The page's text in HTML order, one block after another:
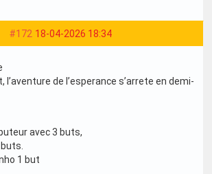
#172 18-04-2026 18:34
l’aventure de l’esperance s’arrete en demi-
avec 3 buts,
1 but